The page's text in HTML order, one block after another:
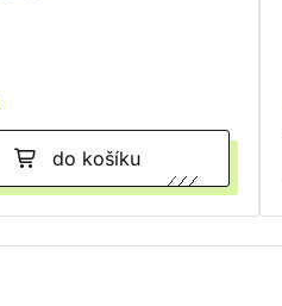
do košíku